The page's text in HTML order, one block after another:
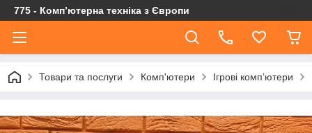
775 - Компʼютерна техніка з Європи
Товари та послуги Комп'ютери Ігрові компʼютери